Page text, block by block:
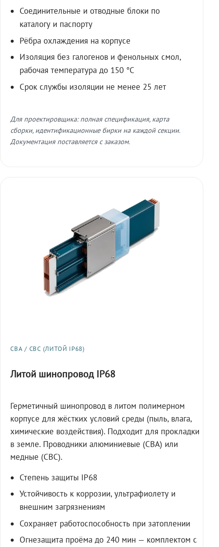
Соединительные и отводные блоки по
каталогу и паспорту
Рёбра охлаждения на корпусе
Изоляция без галогенов и фенольных смол,
рабочая температура до 150 °C
Срок службы изоляции не менее 25 лет
Для проектировщика: полная спецификация, карта
сборки, идентификационные бирки на каждой секции.
Документация поставляется с заказом.
СВА / СВС (ЛИТОЙ IP68)
Литой шинопровод IP68
Герметичный шинопровод в литом полимерном
корпусе для жёстких условий среды (пыль, влага,
химические воздействия). Подходит для прокладки
в земле. Проводники алюминиевые (СВА) или
медные (СВС).
Степень защиты IP68
Устойчивость к коррозии, ультрафиолету и
внешним загрязнениям
Сохраняет работоспособность при затоплении
Огнезащита проёма до 240 мин — комплектом с